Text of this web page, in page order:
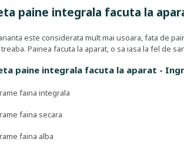
paine integrala facuta la
este considerata mult mai usoara, fata de
Painea facuta la aparat, o sa iasa la fel de
paine integrala facuta la aparat -
faina integrala
faina secara
faina alba